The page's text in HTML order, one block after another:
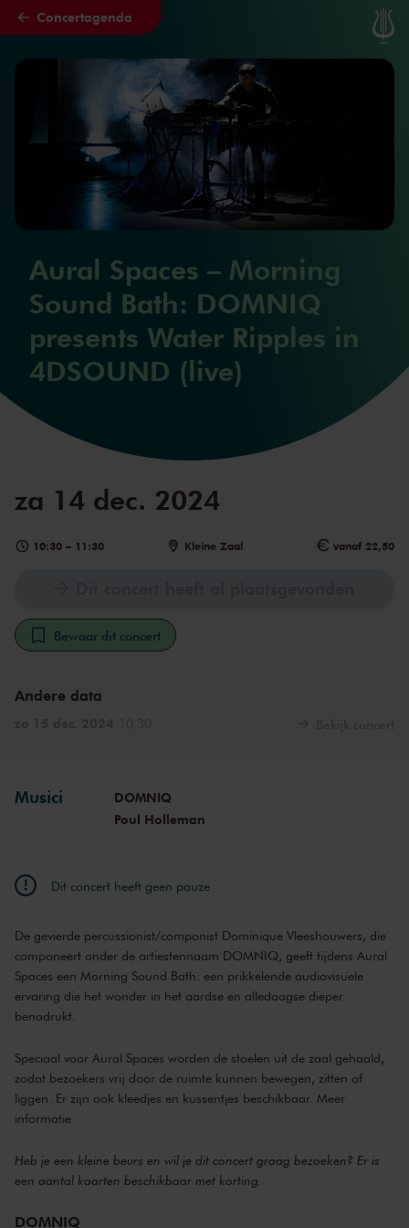
Naar hoofdcontent
Concertagenda
Aural Spaces – Morning
Sound Bath: DOMNIQ
presents Water Ripples in
4DSOUND (live)
za 14 dec. 2024
10:30 – 11:30 Kleine Zaal vanaf 22,50
Bewaar dit concert
Andere data
Musici
DOMNIQ
Poul Holleman
Dit concert heeft geen pauze
De gevierde percussionist/componist Dominique Vleeshouwers, die
componeert onder de artiestennaam DOMNIQ, geeft tijdens Aural
Spaces een Morning Sound Bath: een prikkelende audiovisuele
ervaring die het wonder in het aardse en alledaagse dieper
benadrukt.
Speciaal voor Aural Spaces worden de stoelen uit de zaal gehaald,
zodat bezoekers vrij door de ruimte kunnen bewegen, zitten of
liggen. Er zijn ook kleedjes en kussentjes beschikbaar. Meer
informatie
Heb je een kleine beurs en wil je dit concert graag bezoeken? Er is
een aantal kaarten beschikbaar met korting.
DOMNIQ